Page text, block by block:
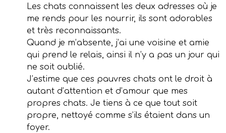
Les chats connaissent les deux adresses où je
me rends pour les nourrir, ils sont adorables
et très reconnaissants.
Quand je m’absente, j’ai une voisine et amie
qui prend le relais, ainsi il n’y a pas un jour qui
ne soit oublié.
J’estime que ces pauvres chats ont le droit à
autant d’attention et d’amour que mes
propres chats. Je tiens à ce que tout soit
propre, nettoyé comme s’ils étaient dans un
foyer.